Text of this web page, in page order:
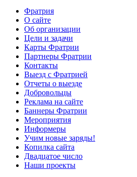
Фратрия
О сайте
Об организации
Цели и задачи
Карты Фратрии
Партнеры Фратрии
Контакты
Выезд с Фратрией
Отчеты о выезде
Добровольцы
Реклама на сайте
Баннеры Фратрии
Мероприятия
Информеры
Учим новые заряды!
Копилка сайта
Двадцатое число
Наши проекты